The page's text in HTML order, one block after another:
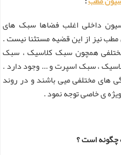
داخلی اغلب فضاها سبک های
نیز از این قضیه مستثنا نیست .
همچون سبک کلاسیک ، سبک
، سبک اسپرت و ... وجود دارد .
های مختلفی میی باشند و در روند
ی خاصی توجه نمود .
است ؟